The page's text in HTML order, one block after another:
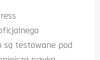
są testowane pod